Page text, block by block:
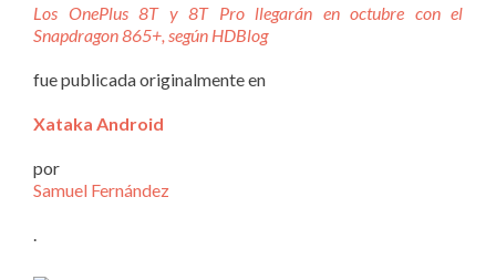
Los OnePlus 8T y 8T Pro llegarán en octubre con el
Snapdragon 865+, según HDBlog
fue publicada originalmente en
Xataka Android
por
Samuel Fernández